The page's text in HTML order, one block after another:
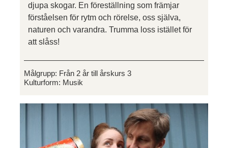
djupa skogar. En föreställning som främjar
förståelsen för rytm och rörelse, oss själva,
naturen och varandra. Trumma loss istället för
att slåss!
Målgrupp: Från 2 år till årskurs 3
Kulturform: Musik